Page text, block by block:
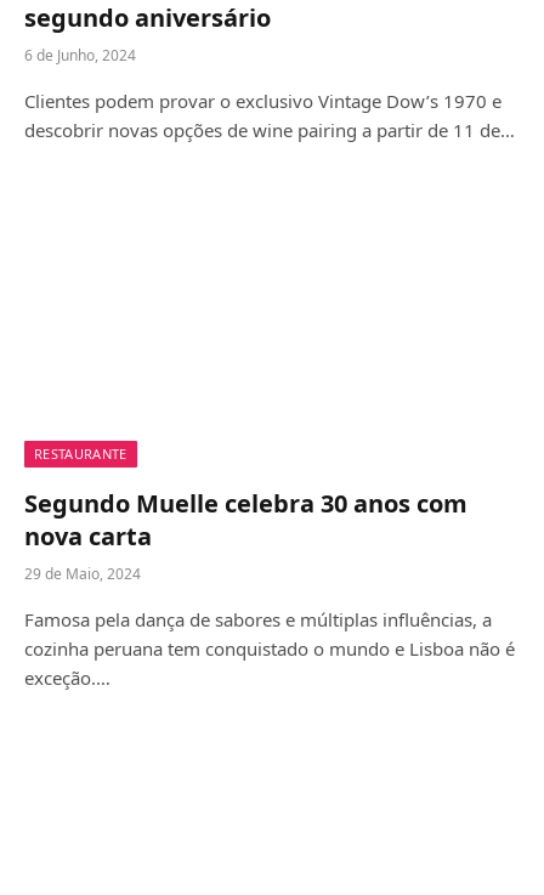
segundo aniversário
6 de Junho, 2024
Clientes podem provar o exclusivo Vintage Dow’s 1970 e
descobrir novas opções de wine pairing a partir de 11 de…
RESTAURANTE
Segundo Muelle celebra 30 anos com
nova carta
29 de Maio, 2024
Famosa pela dança de sabores e múltiplas influências, a
cozinha peruana tem conquistado o mundo e Lisboa não é
exceção.…